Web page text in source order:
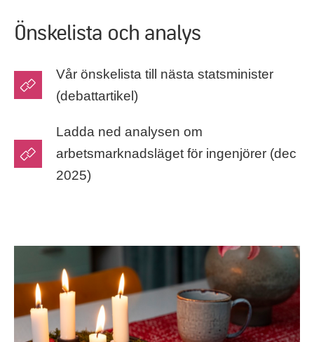
Önskelista och analys
Vår önskelista till nästa statsminister
(debattartikel)
Ladda ned analysen om
arbetsmarknadsläget för ingenjörer (dec
2025)